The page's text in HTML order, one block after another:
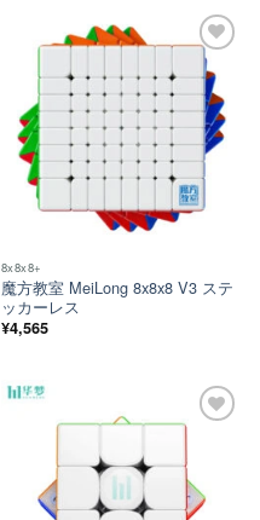
ほし
い！
8x8x8+
魔方教室 MeiLong 8x8x8 V3 ステ
ッカーレス
¥4,565